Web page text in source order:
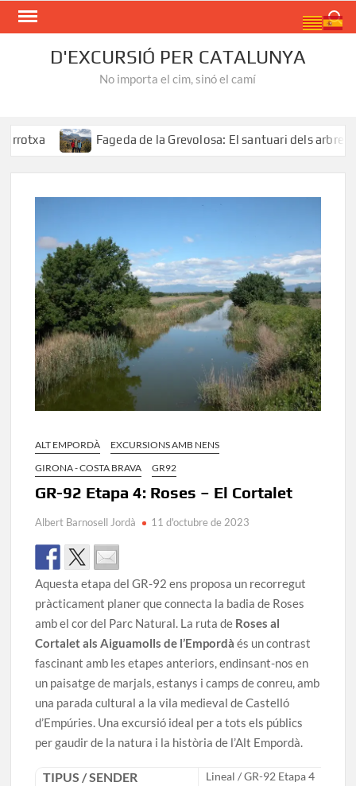
Skip
D'EXCURSIÓ PER CATALUNYA
No importa el cim, sinó el camí
Fageda de la Grevolosa: El santuari dels arbres
ALT EMPORDÀ
EXCURSIONS AMB NENS
GIRONA - COSTA BRAVA
GR92
GR-92 Etapa 4: Roses – El Cortalet
Albert Barnosell Jordà 11 d'octubre de 2023
Aquesta etapa del GR-92 ens proposa un recorregut
pràcticament planer que connecta la badia de Roses
amb el cor del Parc Natural. La ruta de Roses al
Cortalet als Aiguamolls de l’Empordà és un contrast
fascinant amb les etapes anteriors, endinsant-nos en
un paisatge de marjals, estanys i camps de conreu, amb
una parada cultural a la vila medieval de Castelló
d’Empúries. Una excursió ideal per a tots els públics
per gaudir de la natura i la història de l’Alt Empordà.
TIPUS / SENDER Lineal / GR-92 Etapa 4